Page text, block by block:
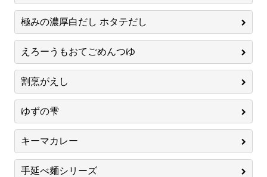
極みの濃厚白だし ホタテだし
えろーうもおてごめんつゆ
割烹がえし
ゆずの雫
キーマカレー
手延べ麺シリーズ